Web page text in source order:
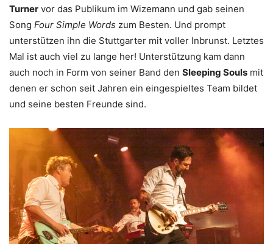
Turner vor das Publikum im Wizemann und gab seinen
Song Four Simple Words zum Besten. Und prompt
unterstützen ihn die Stuttgarter mit voller Inbrunst. Letztes
Mal ist auch viel zu lange her! Unterstützung kam dann
auch noch in Form von seiner Band den Sleeping Souls mit
denen er schon seit Jahren ein eingespieltes Team bildet
und seine besten Freunde sind.